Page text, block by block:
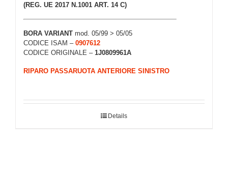
(REG. UE 2017 N.1001 ART. 14 C)
BORA VARIANT mod. 05/99 > 05/05
CODICE ISAM – 0907612
CODICE ORIGINALE – 1J0809961A
RIPARO PASSARUOTA ANTERIORE SINISTRO
Details